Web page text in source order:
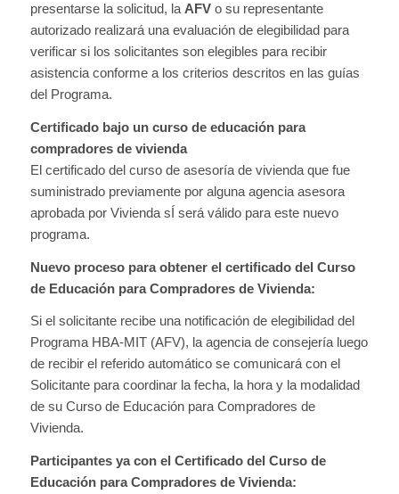
presentarse la solicitud, la AFVo su representante
autorizado realizará una evaluación de elegibilidad para
verificar si los solicitantes son elegibles para recibir
asistencia conforme a los criterios descritos en las guías
del Programa.
Certificado bajo un curso de educación para
compradores de vivienda
El certificado del curso de asesoría de vivienda que fue
suministrado previamente por alguna agencia asesora
aprobada por Vivienda sÍ será válido para este nuevo
programa.
Nuevo proceso para obtener el certificado del Curso
de Educación para Compradores de Vivienda:
Si el solicitante recibe una notificación de elegibilidad del
Programa HBA-MIT (AFV), la agencia de consejería luego
de recibir el referido automático se comunicará con el
Solicitante para coordinar la fecha, la hora y la modalidad
de su Curso de Educación para Compradores de
Vivienda.
Participantes ya con el Certificado del Curso de
Educación para Compradores de Vivienda: